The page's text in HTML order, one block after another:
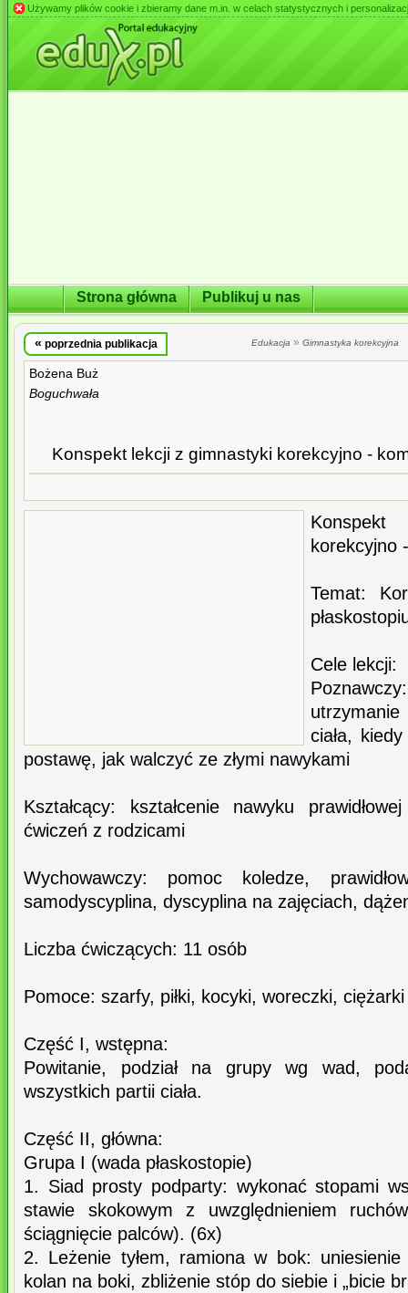
Używamy plików cookie i zbieramy dane m.in. w celach statystycznych i
Strona główna Publikuj u nas
« poprzednia publikacja Edukacja » Gimnastyka korekcyjna
Bożena Buż
Boguchwała
Konspekt lekcji z gimnastyki korekcyjno -
korekcyjno
Temat:
Cele lekcji:
ciała,
postawę, jak walczyć ze złymi nawykami
Kształcący: kształcenie nawyku
ćwiczeń z rodzicami
Wychowawczy: pomoc koledze,
samodyscyplina, dyscyplina na zajęciach,
Liczba ćwiczących: 11 osób
Pomoce: szarfy, piłki, kocyki, woreczki, ciężarki
Część I, wstępna:
Powitanie, podział na grupy wg wad,
wszystkich partii ciała.
Część II, główna:
Grupa I (wada płaskostopie)
1. Siad prosty podparty: wykonać stopami
stawie skokowym z uwzględnieniem
ściągnięcie palców). (6x)
2. Leżenie tyłem, ramiona w bok:
kolan na boki, zbliżenie stóp do siebie i „bicie